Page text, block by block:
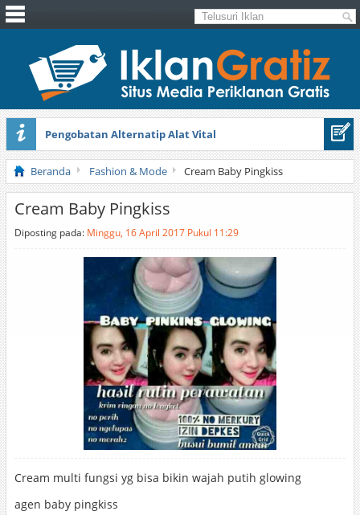
Pengobatan Alternatip Alat Vital
Pita Cantik Pesona
Beranda Fashion & Mode Cream Baby Pingkiss
Cream Baby Pingkiss
Diposting pada: Minggu, 16 April 2017 Pukul 11:29
Cream multi fungsi yg bisa bikin wajah putih glowing
agen baby pingkiss